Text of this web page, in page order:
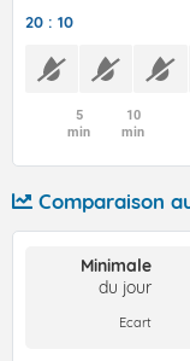
20 : 10
5
min
10
min
Comparaison
Minimale
du jour
Ecart